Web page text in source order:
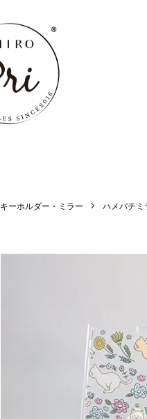
キーホルダー・ミラー ハメパチミ